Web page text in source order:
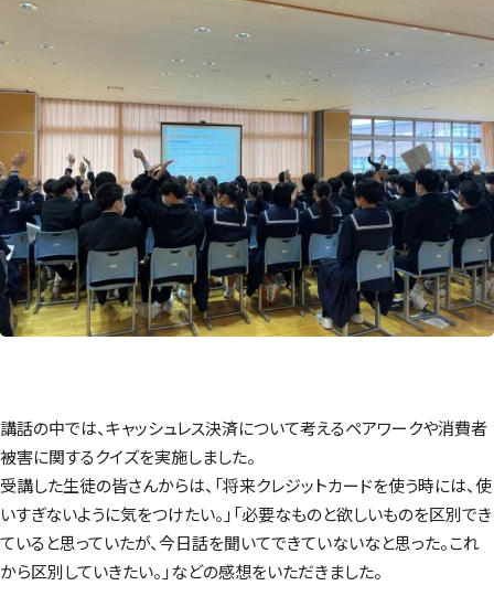
講話の中では、キャッシュレス決済について考えるペアワークや消費者
被害に関するクイズを実施しました。
受講した生徒の皆さんからは、「将来クレジットカードを使う時には、使
いすぎないように気をつけたい。」「必要なものと欲しいものを区別でき
ていると思っていたが、今日話を聞いてできていないなと思った。これ
から区別していきたい。」などの感想をいただきました。